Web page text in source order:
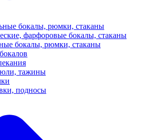
бокалы, рюмки, стаканы
фарфоровые бокалы, стаканы
бокалы, рюмки, стаканы
тажины
подносы